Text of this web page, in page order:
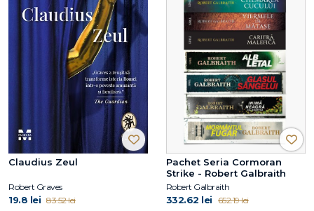
Claudius Zeul
Robert Graves
19.8 lei 83.52 lei
Pachet Seria Cormoran
Strike - Robert Galbraith
Robert Galbraith
332.62 lei 652.19 lei